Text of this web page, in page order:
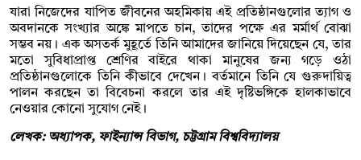
যারা নিজেদের যাপিত জীবনের অহমিকায় এই প্রতিষ্ঠানগুলোর ত্যাগ ও
অবদানকে সংখ্যার অঙ্কে মাপতে চান, তাদের পক্ষে এর মর্মার্থ বোঝা
সম্ভব নয়। এক অসতর্ক মুহূর্তে তিনি আমাদের জানিয়ে দিয়েছেন যে, তার
মতো সুবিধাপ্রাপ্ত শ্রেণির বাইরে থাকা মানুষের জন্য গড়ে ওঠা
প্রতিষ্ঠানগুলোকে তিনি কীভাবে দেখেন। বর্তমানে তিনি যে গুরুদায়িত্ব
পালন করছেন তা বিবেচনা করলে তার এই দৃষ্টিভঙ্গিকে হালকাভাবে
নেওয়ার কোনো সুযোগ নেই।
লেখক: অধ্যাপক, ফাইন্যান্স বিভাগ, চট্টগ্রাম বিশ্ববিদ্যালয়